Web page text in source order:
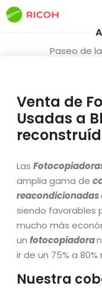
Main Home
Tienda
Single Product
Default Kit
Favoritos
My Cart
Wishlist
Blog
Blog Layouts
Blog Left
Blog No
Blog Right
About
Contáctanos |
Guanajuato
404 Not Found
Paseo de
970
Venta de
Usadas a
Las
amplia gama de
reacondicionadas
siendo favorables
mucho más
un fotocopiadora
ir de un 75% a 80%
Nuestra